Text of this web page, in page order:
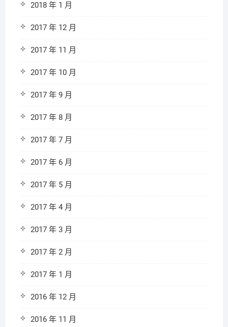
2018 年 1 月
2017 年 12 月
2017 年 11 月
2017 年 10 月
2017 年 9 月
2017 年 8 月
2017 年 7 月
2017 年 6 月
2017 年 5 月
2017 年 4 月
2017 年 3 月
2017 年 2 月
2017 年 1 月
2016 年 12 月
2016 年 11 月